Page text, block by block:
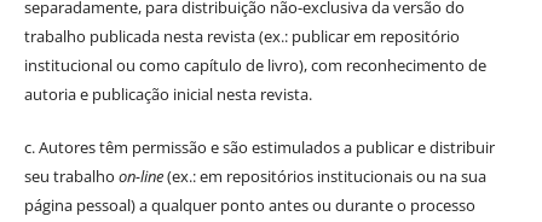
separadamente, para distribuição não-exclusiva da versão do
trabalho publicada nesta revista (ex.: publicar em repositório
institucional ou como capítulo de livro), com reconhecimento de
autoria e publicação inicial nesta revista.
c. Autores têm permissão e são estimulados a publicar e distribuir
seu trabalho on-line(ex.: em repositórios institucionais ou na sua
página pessoal) a qualquer ponto antes ou durante o processo